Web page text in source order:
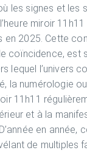
les signes et les
miroir
en 2025. Cette
coïncidence,
lequel l’univers
la numérologie
11h11
et à la
en année,
de multiples